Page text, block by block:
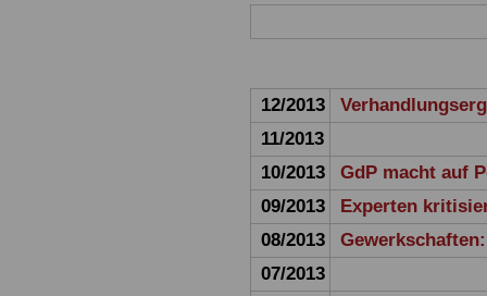
12/2013
11/2013
10/2013
GdP macht auf
09/2013
Experten
08/2013
07/2013